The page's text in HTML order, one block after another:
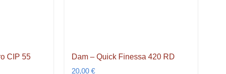
CIP 55
Dam – Quick Finessa 420 RD
20,00€